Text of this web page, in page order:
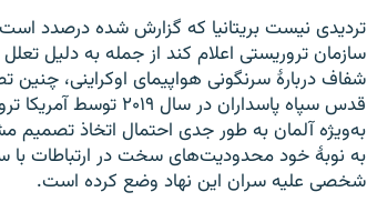
تردیدی نیست بریتانیا که گزارش شده درصدد است
سازمان تروریستی اعلام کند از جمله به دلیل
شفاف دربارهٔ سرنگونی هواپیمای اوکراینی،
قدس سپاه پاسداران در
به‌ویژه آلمان به طور جدی احتمال اتخاذ تصمیم
به نوبهٔ خود محدودیت‌های سخت در ارتباطات با
شخصی علیه سران این نهاد وضع کرده است.